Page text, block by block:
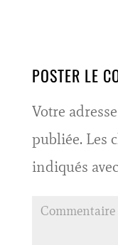
POSTER LE
Votre
publiée. Les
indiqués avec